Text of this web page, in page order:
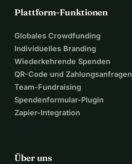
Plattform-Funktionen
Globales Crowdfunding
Individuelles Branding
Wiederkehrende Spenden
QR-Code und Zahlungsanfragen
Team-Fundraising
Spendenformular-Plugin
Zapier-Integration
Über uns